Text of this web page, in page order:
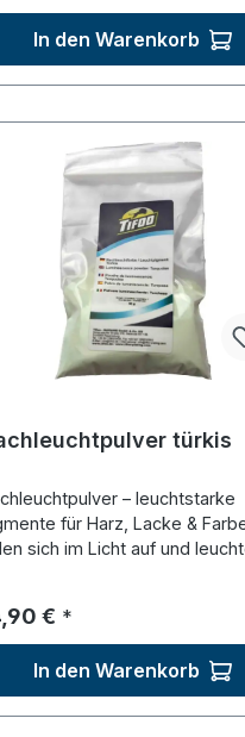
In den Warenkorb
türkis
– leuchtstarke
für Harz, Lacke &
sich im Licht auf und
Preis:
€ *
In den Warenkorb